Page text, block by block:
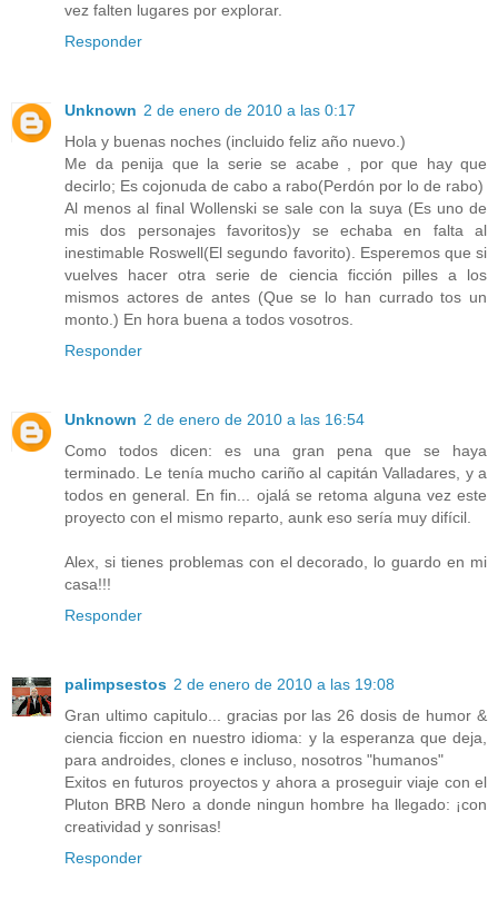
vez falten lugares por explorar.
Responder
Unknown 2 de enero de 2010 a las 0:17
Hola y buenas noches (incluido feliz año nuevo.)
Me da penija que la serie se acabe , por que hay que
decirlo; Es cojonuda de cabo a rabo(Perdón por lo de rabo)
Al menos al final Wollenski se sale con la suya (Es uno de
mis dos personajes favoritos)y se echaba en falta al
inestimable Roswell(El segundo favorito). Esperemos que si
vuelves hacer otra serie de ciencia ficción pilles a los
mismos actores de antes (Que se lo han currado tos un
monto.) En hora buena a todos vosotros.
Responder
Unknown 2 de enero de 2010 a las 16:54
Como todos dicen: es una gran pena que se haya
terminado. Le tenía mucho cariño al capitán Valladares, y a
todos en general. En fin... ojalá se retoma alguna vez este
proyecto con el mismo reparto, aunk eso sería muy difícil.
Alex, si tienes problemas con el decorado, lo guardo en mi
casa!!!
Responder
palimpsestos 2 de enero de 2010 a las 19:08
Gran ultimo capitulo... gracias por las 26 dosis de humor &
ciencia ficcion en nuestro idioma: y la esperanza que deja,
para androides, clones e incluso, nosotros "humanos"
Exitos en futuros proyectos y ahora a proseguir viaje con el
Pluton BRB Nero a donde ningun hombre ha llegado: ¡con
creatividad y sonrisas!
Responder